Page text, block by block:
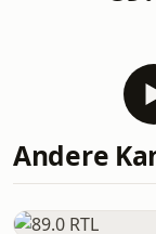
Andere